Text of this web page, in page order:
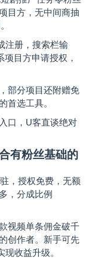
目方，无中间商抽
注册，搜索栏输
项目方申请授权，
部分项目还附赠免
首选工具。
口，U客直谈绝对
有粉丝基础的
，授权免费，无额
，分成比例
视频单条佣金破千
创作者。新手可先
收益升级。